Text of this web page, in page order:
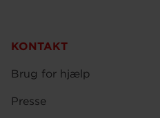
KONTAKT
Brug for hjælp
Presse